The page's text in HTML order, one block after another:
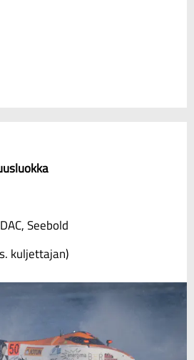
Seebold
kuljettajan)